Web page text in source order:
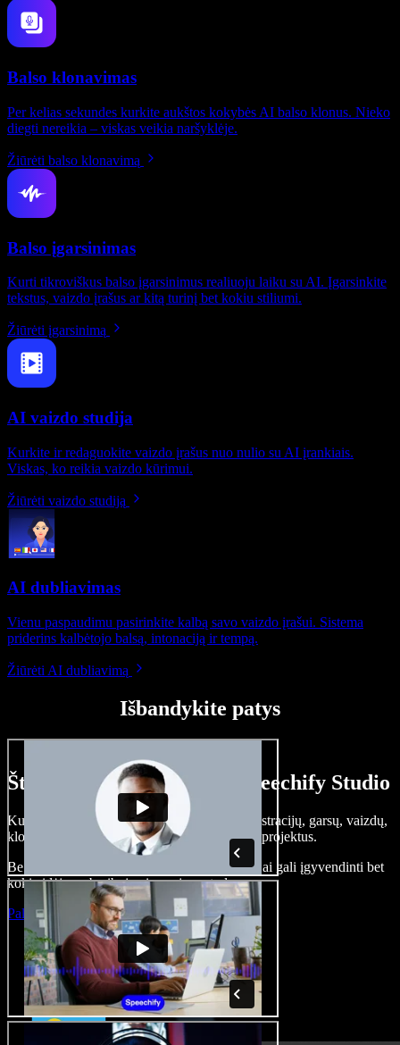
Balso klonavimas
Per kelias sekundes kurkite aukštos kokybės AI balso klonus. Nieko
diegti nereikia – viskas veikia naršyklėje.
Žiūrėti balso klonavimą
Balso įgarsinimas
Kurti tikroviškus balso įgarsinimus realiuoju laiku su AI. Įgarsinkite
tekstus, vaizdo įrašus ar kitą turinį bet kokiu stiliumi.
Žiūrėti įgarsinimą
AI vaizdo studija
Kurkite ir redaguokite vaizdo įrašus nuo nulio su AI įrankiais.
Viskas, ko reikia vaizdo kūrimui.
Žiūrėti vaizdo studiją
AI dubliavimas
Vienu paspaudimu pasirinkite kalbą savo vaizdo įrašui. Sistema
priderins kalbėtojo balsą, intonaciją ir tempą.
Žiūrėti AI dubliavimą
Išbandykite patys
Štai ką galite nuveikti su Speechify Studio
Kurkite įgarsinimus, pridėkite nemokamų iliustracijų, garsų, vaizdų,
klonuokite balsą – kurkite pilnus, įspūdingus projektus.
Be jokių mokymų ir viskas naršyklėje – kūrėjai gali įgyvendinti bet
kokią idėją, neberibojami senųjų metodų.
Paleisti studiją